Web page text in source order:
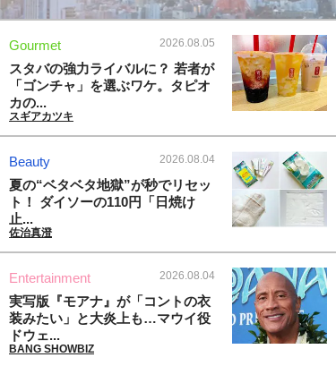
Gourmet 2026.08.05
スタバの強力ライバルに？ 若者が
「ゴンチャ」を選ぶワケ。タピオ
カの...
スギアカツキ
Beauty 2026.08.04
夏の“ベタベタ地獄”が秒でリセッ
ト！ ダイソーの110円「日焼け
止...
佐治真澄
Entertainment 2026.08.04
実写版『モアナ』が「コントの衣
装みたい」と大炎上も…マウイ役
ドウェ...
BANG SHOWBIZ